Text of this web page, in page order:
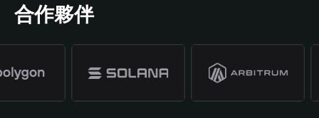
合作夥伴